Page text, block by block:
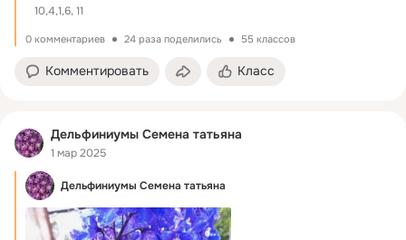
10,4,1,6, 11
0 комментариев 24 раза поделились 55 классов
Комментировать Класс
Дельфиниумы Семена татьяна
1 мар 2025
Дельфиниумы Семена татьяна